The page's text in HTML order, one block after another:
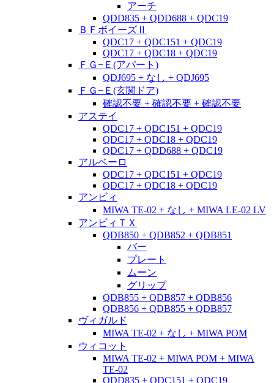
アーチ
QDD835 + QDD688 + QDC19
ＢＦボイーズⅡ
QDC17 + QDC151 + QDC19
QDC17 + QDC18 + QDC19
ＦＧ−Ｅ(アパート)
QDJ695 + なし + QDJ695
ＦＧ−Ｅ(玄関ドア)
確認不要 + 確認不要 + 確認不要
アステイ
QDC17 + QDC151 + QDC19
QDC17 + QDC18 + QDC19
QDC17 + QDD688 + QDC19
アルベーロ
QDC17 + QDC151 + QDC19
QDC17 + QDC18 + QDC19
アンビィ
MIWA TE-02 + なし + MIWA LE-02 LV
アンビィＴＸ
QDB850 + QDB852 + QDB851
バー
プレート
ムーン
グリップ
QDB855 + QDB857 + QDB856
QDB856 + QDB855 + QDB857
ヴィガルド
MIWA TE-02 + なし + MIWA POM
ウィコット
MIWA TE-02 + MIWA POM + MIWA
TE-02
QDD835 + QDC151 + QDC19